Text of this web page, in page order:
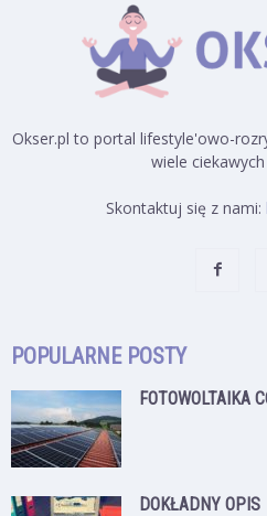
Okser.pl to portal lifestyle'owo-
wiele
Skontaktuj się z nami:
POPULARNE POSTY
FOTOWOLTAIKA
DOKŁADNY OPIS